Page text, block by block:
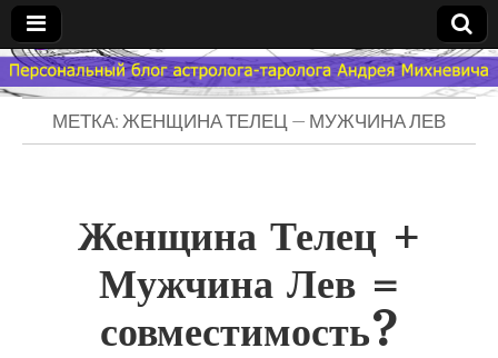
Гороскоп
Мой
Знак
Зодиака
— MZZ
МЕТКА: ЖЕНЩИНА ТЕЛЕЦ — МУЖЧИНА ЛЕВ
Женщина Телец +
Мужчина Лев =
совместимость?